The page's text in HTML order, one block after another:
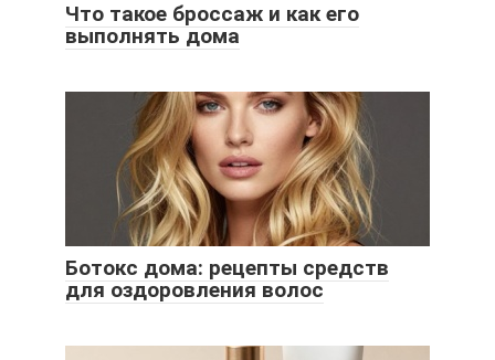
Что такое броссаж и как его
выполнять дома
Ботокс дома: рецепты средств
для оздоровления волос